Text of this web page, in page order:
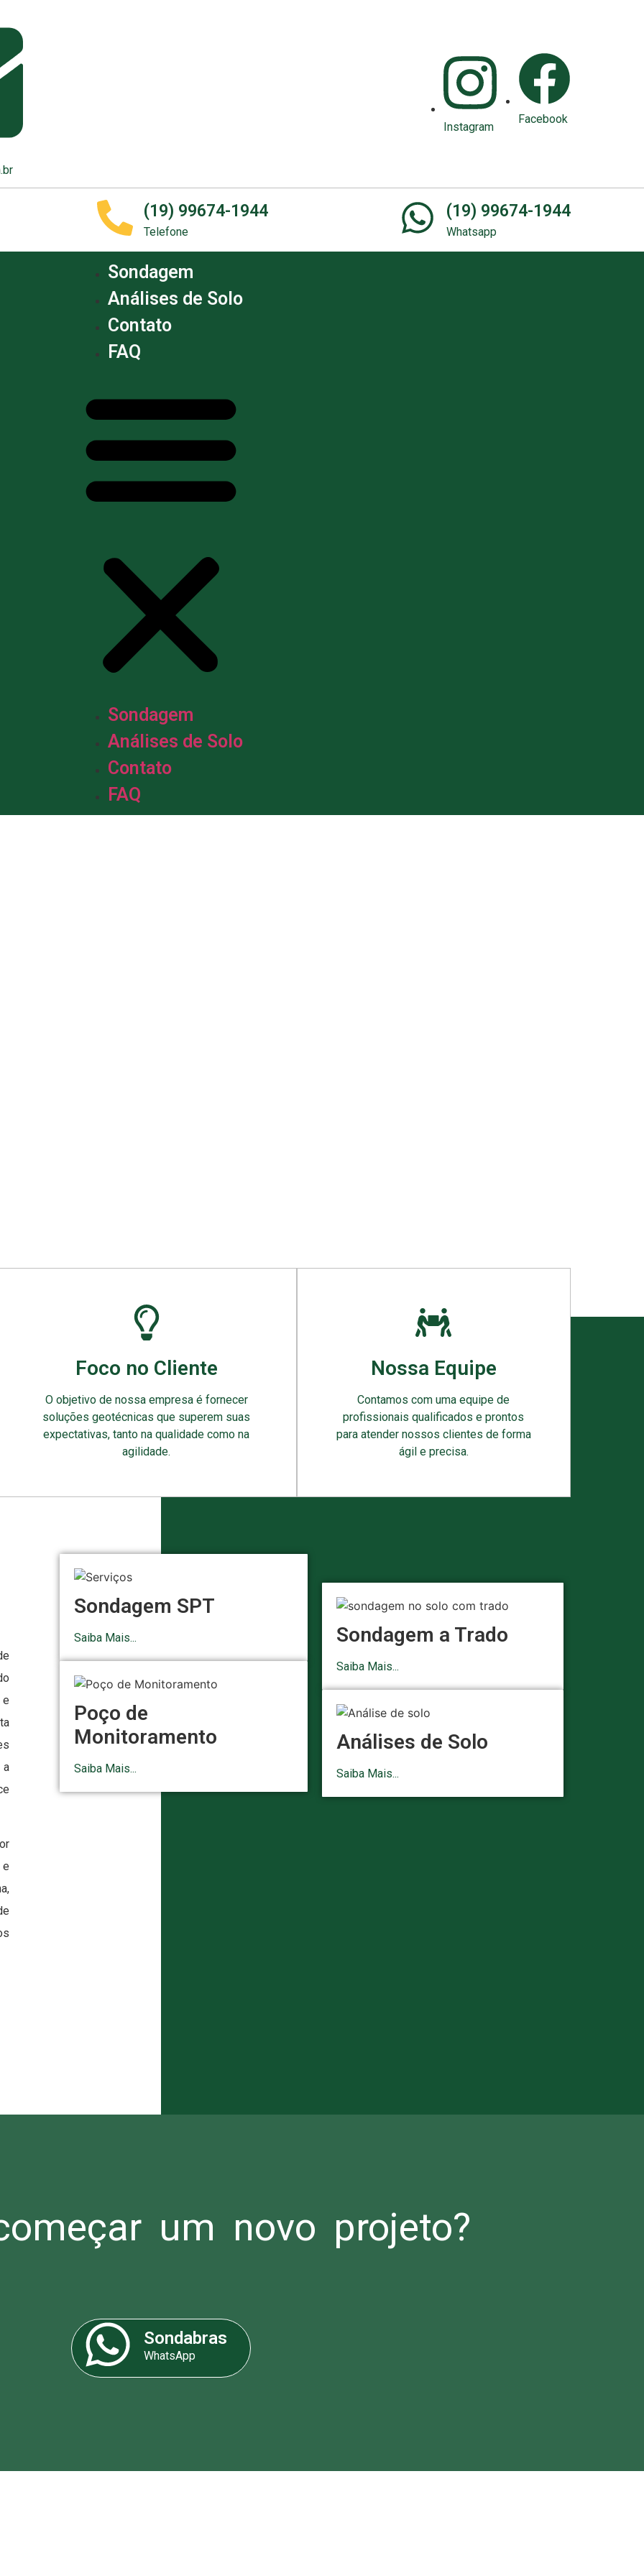
Instagram
Facebook
(19) 99674-1944
Telefone
(19) 99674-1944
Whatsapp
Sondagem
Análises de Solo
Contato
FAQ
Sondagem
Análises de Solo
Contato
FAQ
Foco no Cliente
O objetivo de nossa empresa é fornecer
soluções geotécnicas que superem suas
expectativas, tanto na qualidade como na
agilidade.
Nossa Equipe
Contamos com uma equipe de
profissionais qualificados e prontos
para atender nossos clientes de forma
ágil e precisa.
e
a
Sondagem SPT
Saiba Mais...
Poço de
Monitoramento
Saiba Mais...
Sondagem a Trado
Saiba Mais...
Análises de Solo
Saiba Mais...
um novo projeto?
Sondabras
WhatsApp